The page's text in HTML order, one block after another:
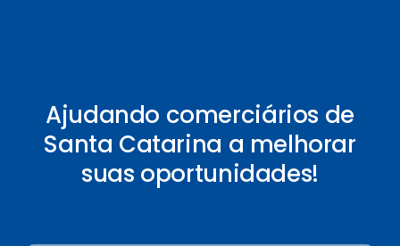
Ajudando comerciários de
Santa Catarina a melhorar
suas oportunidades!